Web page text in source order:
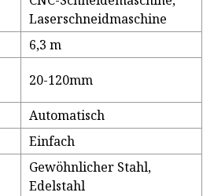
Laserschneidmaschine
6,3 m
20-120mm
Automatisch
Einfach
Gewöhnlicher Stahl,
Edelstahl